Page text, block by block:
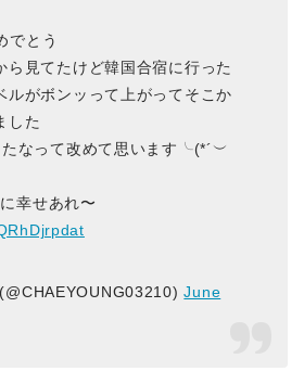
でとう
ら見てたけど韓国合宿に行った
ルがボンッって上がってそこか
した
なって改めて思います╰(*´︶
幸せあれ〜
June